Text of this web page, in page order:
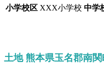
小学校区 XXX小学校 中学
土地 熊本県玉名郡南